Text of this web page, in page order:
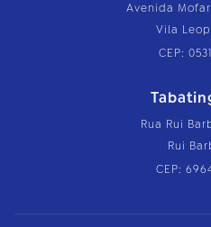
Avenida
Vila
CEP:
Rua Rui
Rui
CEP: